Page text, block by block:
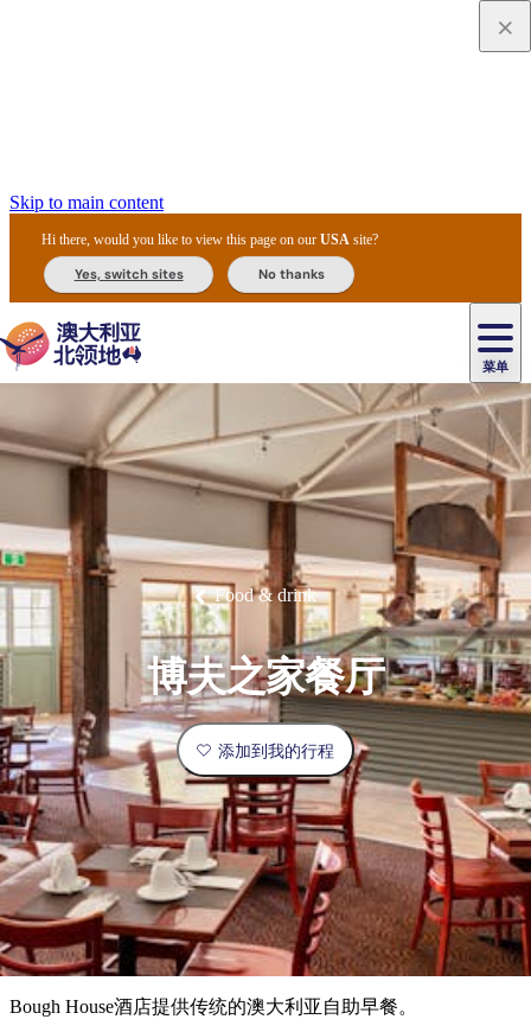
Skip to main content
Hi there, would you like to view this page on ourUSA site?
Yes, switch sites No thanks
菜单
主
航
最
受
欢
迎
目
的
地
内
陆
和
户
外
达
文
丽
泉
乌
鲁
杜
家
公
园
治
特
国
园
瓦
卡
国
园
维
群
岛
纳
姆
地
兰
卡
温
泉
池
尼
特
克
国
家
公
鲁
卡
鲁
鬼
大
理
石
保
护
区
马
古
瀑
布
茨
奥
里
西
麦
克
唐
纳
国
家
公
园
活
动
体
验
旅
行
者
类
型
精
选
榜
单
化
验
食
略
节
与
活
户
和
探
险
然
野
生
物
历
史
产
钓
鱼
端
旅
游
和
豪
华
野
营
旅
行
灵
规
划
您
规
划
和
预
订
实
用
信
息
宿
同
程
租
和
交
Food & drink
博夫之家餐厅
添加到我的行程
Bough House酒店提供传统的澳大利亚自助早餐。